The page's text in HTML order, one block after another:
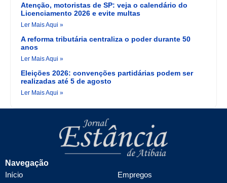
Atenção, motoristas de SP: veja o calendário do
Licenciamento 2026 e evite multas
Ler Mais Aqui »
A reforma tributária centraliza o poder durante 50
anos
Ler Mais Aqui »
Eleições 2026: convenções partidárias podem ser
realizadas até 5 de agosto
Ler Mais Aqui »
Navegação
Início
Empregos